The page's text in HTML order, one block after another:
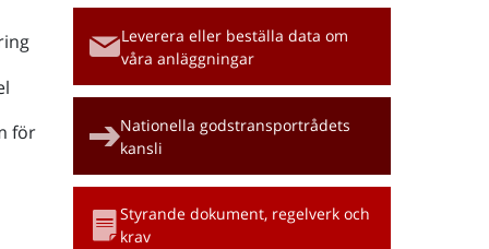
för
Leverera eller beställa data om
våra anläggningar
Nationella godstransportrådets
kansli
Styrande dokument, regelverk och
krav